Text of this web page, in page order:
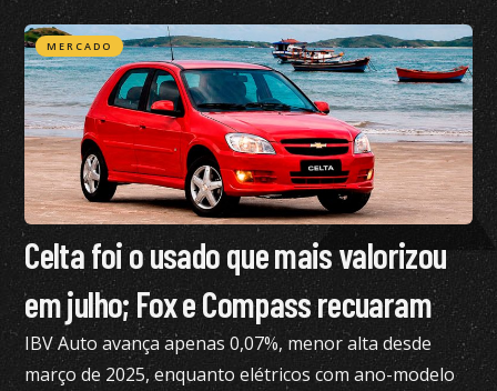
MERCADO
Celta foi o usado que mais valorizou
em julho; Fox e Compass recuaram
IBV Auto avança apenas 0,07%, menor alta desde
março de 2025, enquanto elétricos com ano-modelo